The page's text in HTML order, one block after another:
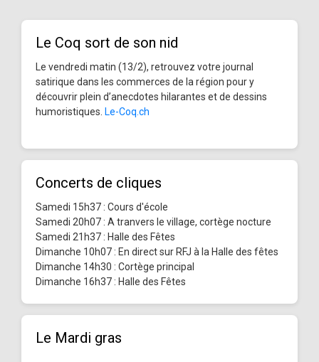
Le Coq sort de son nid
Le vendredi matin (13/2), retrouvez votre journal
satirique dans les commerces de la région pour y
découvrir plein d’anecdotes hilarantes et de dessins
humoristiques. Le-Coq.ch
Concerts de cliques
Samedi 15h37 : Cours d'école
Samedi 20h07 : A tranvers le village, cortège nocture
Samedi 21h37 : Halle des Fêtes
Dimanche 10h07 : En direct sur RFJ à la Halle des fêtes
Dimanche 14h30 : Cortège principal
Dimanche 16h37 : Halle des Fêtes
Le Mardi gras